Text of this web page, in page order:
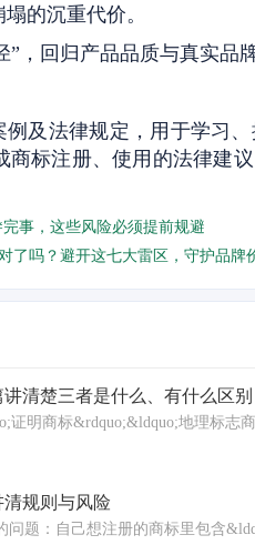
的沉重代价。
，回归产品品质与真实品
及法律规定，用于学习
标注册、使用的法律建
事，这些风险必须提前规避
了吗？避开这七大雷区，守护品牌
清楚三者是什么、有什么区别
证明商标&rdquo;&ldquo;地理标
规则与风险
题：自己想注册的商标里包含